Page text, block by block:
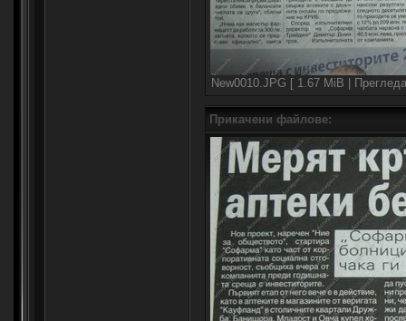
New0010.JPG [ 1.67 MiB |
Прикачени файлове: